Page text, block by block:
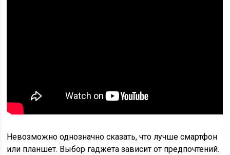
Невозможно однозначно сказать, что лучше смартфон
или планшет. Выбор гаджета зависит от предпочтений.